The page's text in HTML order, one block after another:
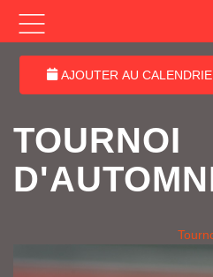
AJOUTER AU
TOURNOI